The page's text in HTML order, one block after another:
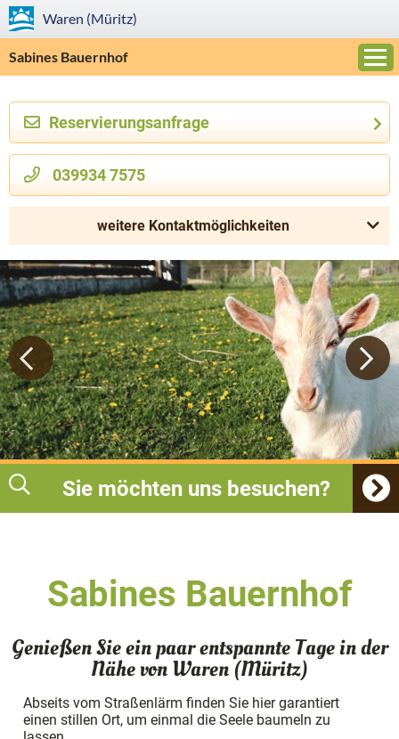
Waren (Müritz)
Sabines Bauernhof
Reservierungsanfrage
039934 7575
weitere Kontaktmöglichkeiten
Sie möchten uns besuchen?
Sabines Bauernhof
Genießen Sie ein paar entspannte Tage in der
Nähe von Waren (Müritz)
Abseits vom Straßenlärm finden Sie hier garantiert
einen stillen Ort, um einmal die Seele baumeln zu